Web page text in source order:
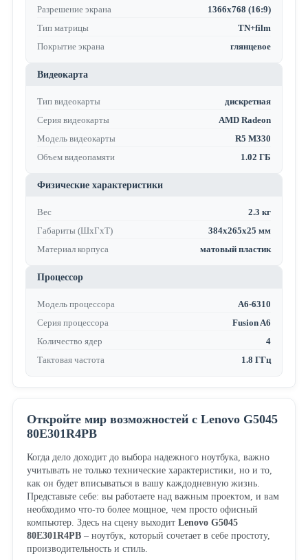
Разрешение экрана
1366x768 (16:9)
Тип матрицы
TN+film
Покрытие экрана
глянцевое
Видеокарта
Тип видеокарты
дискретная
Серия видеокарты
AMD Radeon
Модель видеокарты
R5 M330
Объем видеопамяти
1.02 ГБ
Физические характеристики
Вес
2.3 кг
Габариты (ШхГхТ)
384х265х25 мм
Материал корпуса
матовый пластик
Процессор
Модель процессора
A6-6310
Серия процессора
Fusion A6
Количество ядер
4
Тактовая частота
1.8 ГГц
Откройте мир возможностей с Lenovo G5045
80E301R4PB
Когда дело доходит до выбора надежного ноутбука, важно
учитывать не только технические характеристики, но и то,
как он будет вписываться в вашу каждодневную жизнь.
Представьте себе: вы работаете над важным проектом, и вам
необходимо что-то более мощное, чем просто офисный
компьютер. Здесь на сцену выходит Lenovo G5045
80E301R4PB– ноутбук, который сочетает в себе простоту,
производительность и стиль.